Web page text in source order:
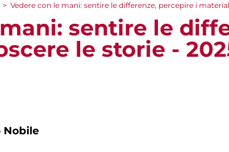
> Vedere con le mani: sentire le differenze, percepire i
sentire le
le storie -
Nobile